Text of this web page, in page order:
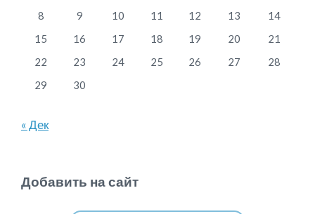
8
9 10 11 12 13
14
15
16 17 18 19 20
21
22
23 24 25 26 27
28
29
30
« Дек
Добавить на сайт